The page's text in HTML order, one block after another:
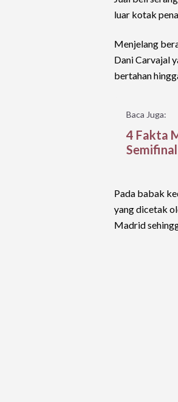
luar kotak
Menjelang
Dani Carvajal
bertahan
Baca Juga:
4 Fakta
Pada babak
yang dicetak
Madrid